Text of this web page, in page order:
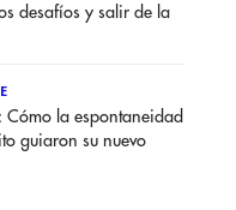
desafíos y salir de la
Cómo la espontaneidad
guiaron su nuevo